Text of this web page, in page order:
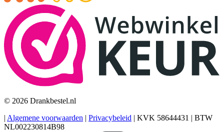
© 2026 Drankbestel.nl
| Algemene voorwaarden | Privacybeleid | KVK 58644431 | BTW
NL002230814B98